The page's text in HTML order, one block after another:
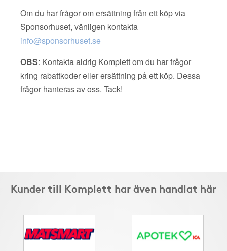
Om du har frågor om ersättning från ett köp via
Sponsorhuset, vänligen kontakta
info@sponsorhuset.se
OBS: Kontakta aldrig Komplett om du har frågor
kring rabattkoder eller ersättning på ett köp. Dessa
frågor hanteras av oss. Tack!
Kunder till Komplett har även handlat här